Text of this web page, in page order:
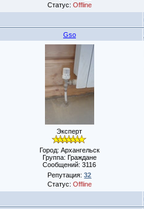
Статус: Offline
Gso
Эксперт
Город: Архангельск
Группа: Граждане
Сообщений:3116
Репутация:32
Статус: Offline